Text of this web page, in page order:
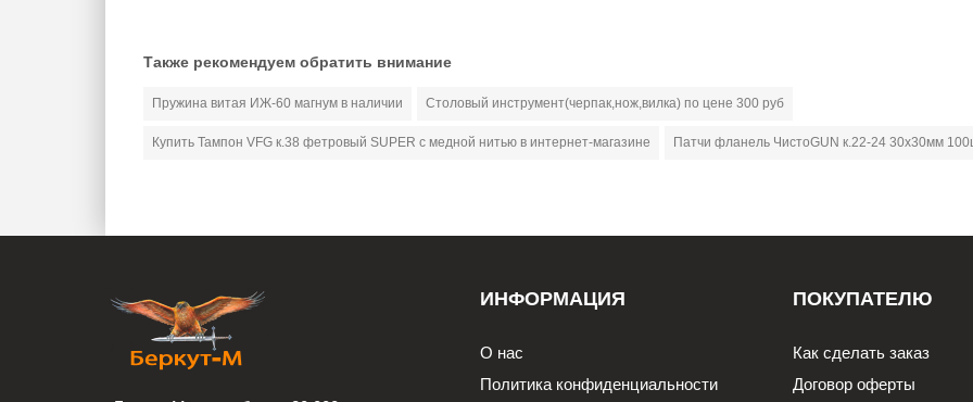
Также рекомендуем обратить внимание
Пружина витая ИЖ-60 магнум в наличии Столовый инструмент(черпак,нож,вилка) по цене 300 руб
Купить Тампон VFG к.38 фетровый SUPER с медной нитью в интернет-магазине Патчи фланель ЧистоGUN к.22-24 30х30мм
ИНФОРМАЦИЯ
О нас
Политика конфиденциальности
ПОКУПАТЕЛЮ
Как сделать заказ
Договор оферты